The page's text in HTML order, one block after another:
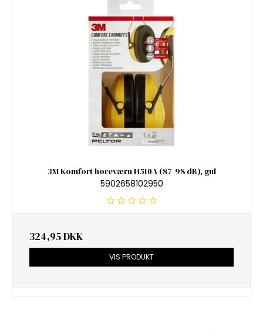
3M Komfort høreværn H510A (87-98 dB), gul
5902658102950
324,95 DKK
VIS PRODUKT